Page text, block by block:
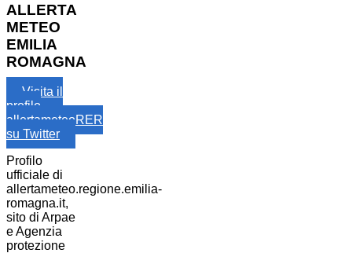
ALLERTA
METEO
EMILIA
ROMAGNA
Visita il
profilo
allertameteoRER
su Twitter
Profilo
ufficiale di
allertameteo.regione.emilia-
romagna.it,
sito di Arpae
e Agenzia
protezione